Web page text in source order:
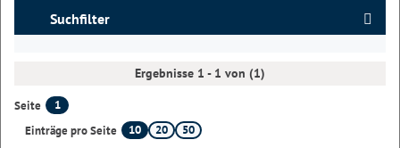
Suchfilter
Ergebnisse 1 - 1 von (1)
Seite
1
Einträge pro Seite
10 20 50